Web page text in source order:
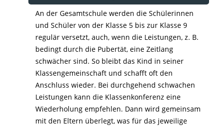
An der Gesamtschule werden die Schülerinnen
und Schüler von der Klasse 5 bis zur Klasse 9
regulär versetzt, auch, wenn die Leistungen, z. B.
bedingt durch die Pubertät, eine Zeitlang
schwächer sind. So bleibt das Kind in seiner
Klassengemeinschaft und schafft oft den
Anschluss wieder. Bei durchgehend schwachen
Leistungen kann die Klassenkonferenz eine
Wiederholung empfehlen. Dann wird gemeinsam
mit den Eltern überlegt, was für das jeweilige